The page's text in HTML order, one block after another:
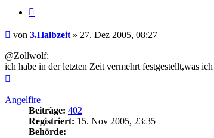
Beitrag
von 3.Halbzeit » 27. Dez 2005, 08:27
@Zollwolf:
ich habe in der letzten Zeit vermehrt festgestellt,was
Angelfire
Beiträge: 402
Registriert: 15. Nov 2005, 23:35
Behörde: